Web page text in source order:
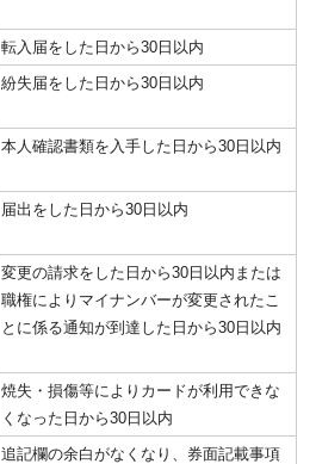
転入届をした日から30日以内
紛失届をした日から30日以内
本人確認書類を入手した日から30日以内
届出をした日から30日以内
変更の請求をした日から30日以内または
職権によりマイナンバーが変更されたこ
とに係る通知が到達した日から30日以内
焼失・損傷等によりカードが利用できな
くなった日から30日以内
追記欄の余白がなくなり、券面記載事項